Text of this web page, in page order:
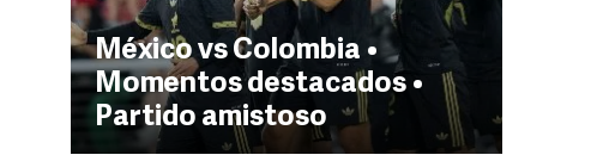
México vs Colombia •
Momentos destacados •
Partido amistoso